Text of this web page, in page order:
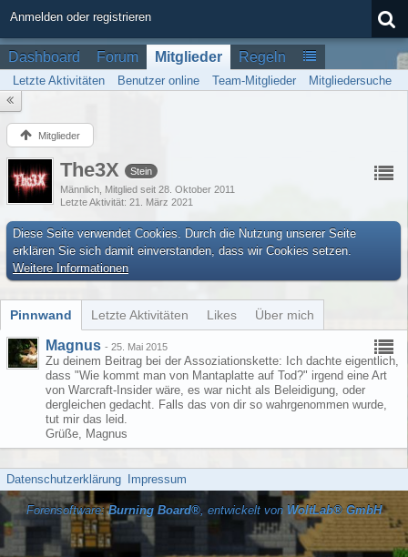
Anmelden oder registrieren
Dashboard Forum Mitglieder Regeln
Letzte Aktivitäten Benutzer online Team-Mitglieder Mitgliedersuche
Mitglieder
The3X
Stein
Männlich Mitglied seit 28. Oktober 2011
Letzte Aktivität 21. März 2021
Diese Seite verwendet Cookies. Durch die Nutzung unserer Seite
erklären Sie sich damit einverstanden, dass wir Cookies setzen.
Weitere Informationen
Pinnwand Letzte Aktivitäten Likes Über mich
Magnus - 25. Mai 2015
Zu deinem Beitrag bei der Assoziationskette: Ich dachte eigentlich,
dass "Wie kommt man von Mantaplatte auf Tod?" irgend eine Art
von Warcraft-Insider wäre, es war nicht als Beleidigung, oder
dergleichen gedacht. Falls das von dir so wahrgenommen wurde,
tut mir das leid.
Grüße, Magnus
Datenschutzerklärung Impressum
Forensoftware:Burning Board®, entwickelt von WoltLab® GmbH